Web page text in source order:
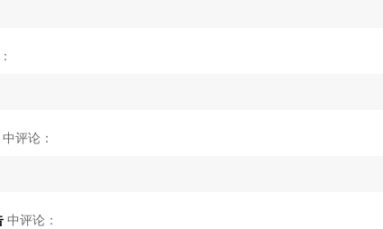
中评论：
中评论：